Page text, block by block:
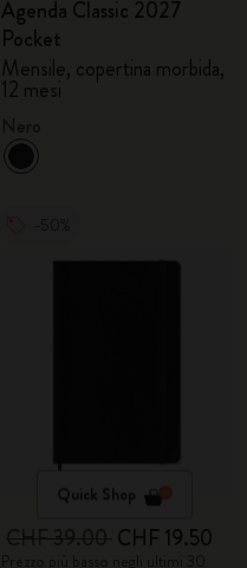
Agenda Classic 2027
Pocket
Mensile, copertina morbida,
12 mesi
Quick Shop
CHF 19.50